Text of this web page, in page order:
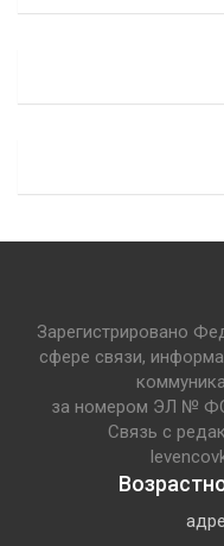
Зарегистрировано
сфере связи,
за номером ЭЛ № ФС
Связь с